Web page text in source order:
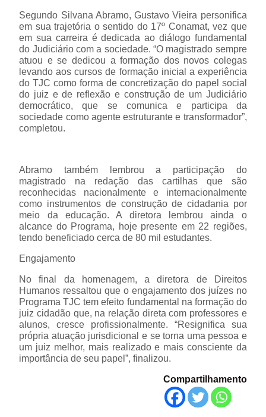
Segundo Silvana Abramo, Gustavo Vieira personifica
em sua trajetória o sentido do 17º Conamat, vez que
em sua carreira é dedicada ao diálogo fundamental
do Judiciário com a sociedade. “O magistrado sempre
atuou e se dedicou a formação dos novos colegas
levando aos cursos de formação inicial a experiência
do TJC como forma de concretização do papel social
do juiz e de reflexão e construção de um Judiciário
democrático, que se comunica e participa da
sociedade como agente estruturante e transformador”,
completou.
Abramo também lembrou a participação do
magistrado na redação das cartilhas que são
reconhecidas nacionalmente e internacionalmente
como instrumentos de construção de cidadania por
meio da educação. A diretora lembrou ainda o
alcance do Programa, hoje presente em 22 regiões,
tendo beneficiado cerca de 80 mil estudantes.
Engajamento
No final da homenagem, a diretora de Direitos
Humanos ressaltou que o engajamento dos juízes no
Programa TJC tem efeito fundamental na formação do
juiz cidadão que, na relação direta com professores e
alunos, cresce profissionalmente. “Resignifica sua
própria atuação jurisdicional e se torna uma pessoa e
um juiz melhor, mais realizado e mais consciente da
importância de seu papel”, finalizou.
Compartilhamento